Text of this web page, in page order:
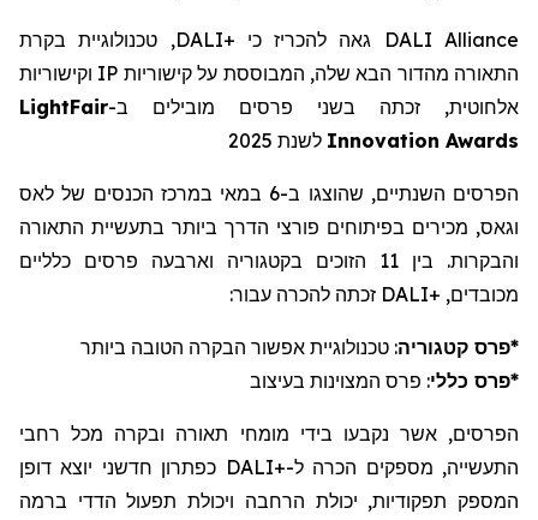
DALI Alliance גאה להכריז כי +DALI, טכנולוגיית בקרת
התאורה מהדור הבא שלה, המבוססת על קישוריות IP וקישוריות
אלחוטית, זכתה בשני פרסים מובילים ב-LightFair
Innovation Awards לשנת 2025
הפרסים השנתיים, שהוצגו ב-6 במאי במרכז הכנסים של לאס
וגאס, מכירים בפיתוחים פורצי הדרך ביותר בתעשיית התאורה
והבקרות. בין 11 הזוכים בקטגוריה וארבעה פרסים כלליים
מכובדים, DALI+ זכתה להכרה עבור:
*פרס קטגוריה: טכנולוגיית אפשור הבקרה הטובה ביותר
*פרס כללי: פרס המצוינות בעיצוב
הפרסים, אשר נקבעו בידי מומחי תאורה ובקרה מכל רחבי
התעשייה, מספקים הכרה ל-+DALI כפתרון חדשני יוצא דופן
המספק תפקודיות, יכולת הרחבה ויכולת תפעול הדדי ברמה